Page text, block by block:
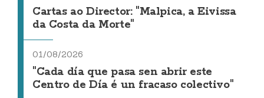
Cartas ao Director: "Malpica, a Eivissa
da Costa da Morte"
01/08/2026
"Cada día que pasa sen abrir este
Centro de Día é un fracaso colectivo"